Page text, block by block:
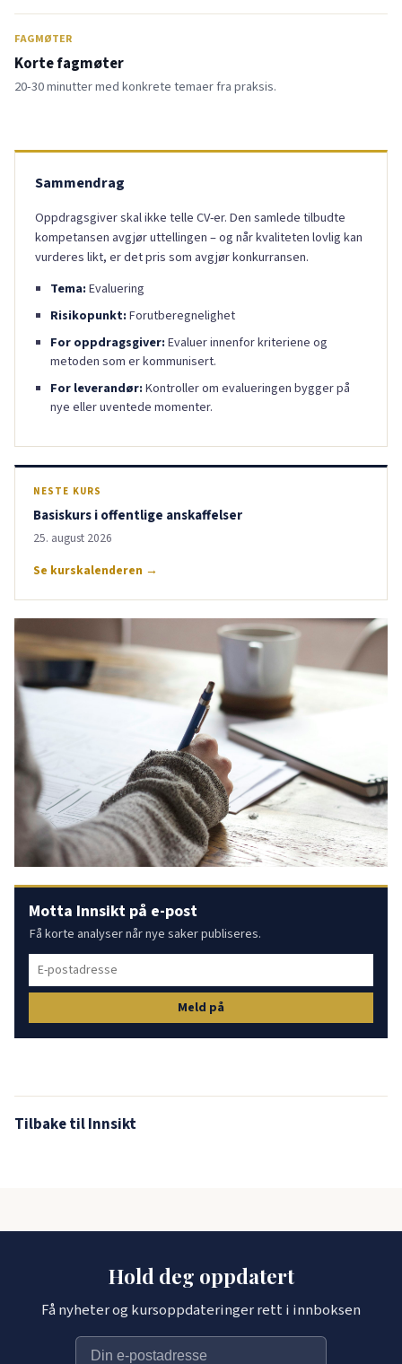
FAGMØTER
Korte fagmøter
20-30 minutter med konkrete temaer fra praksis.
Sammendrag
Oppdragsgiver skal ikke telle CV-er. Den samlede tilbudte
kompetansen avgjør uttellingen – og når kvaliteten lovlig kan
vurderes likt, er det pris som avgjør konkurransen.
Tema: Evaluering
Risikopunkt: Forutberegnelighet
For oppdragsgiver: Evaluer innenfor kriteriene og
metoden som er kommunisert.
For leverandør: Kontroller om evalueringen bygger på
nye eller uventede momenter.
NESTE KURS
Basiskurs i offentlige anskaffelser
25. august 2026
Se kurskalenderen →
Motta Innsikt på e-post
Få korte analyser når nye saker publiseres.
Meld på
Tilbake til Innsikt
Hold deg oppdatert
Få nyheter og kursoppdateringer rett i innboksen